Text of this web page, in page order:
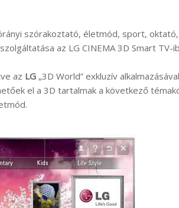
szórakoztató, életmód, sport, oktató,
az LG CINEMA 3D Smart TV-
az LG „3D World” exkluzív
el a 3D tartalmak a következő